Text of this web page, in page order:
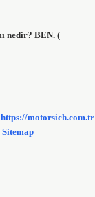
nedir? BEN. (
https://motorsich.com.tr
Sitemap